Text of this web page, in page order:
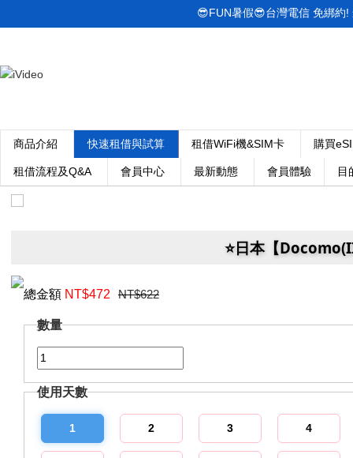
商品介紹 快速租借與試算 租借WiFi機&SIM卡 購買
租借流程及Q&A 會員中心 最新動態 會員體驗 目
😎FUN暑假😎台灣電信 免綁約
⭐️日本【
總金額 NT$472 NT$622
數量
使用天數
1 2 3 4